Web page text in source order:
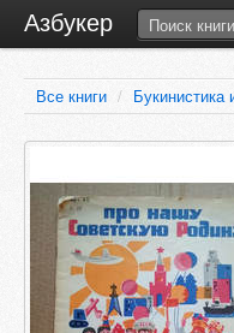
Азбукер
Все книги / Букинистика